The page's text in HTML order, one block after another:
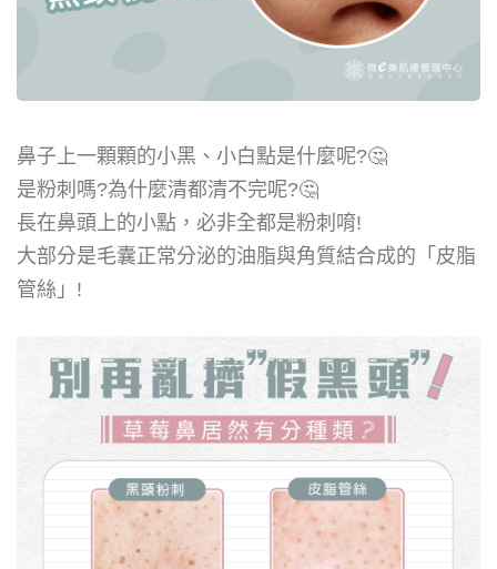
鼻子上一顆顆的小黑、小白點是什麼呢?🤔
是粉刺嗎?為什麼清都清不完呢?🤔
長在鼻頭上的小點，必非全都是粉刺唷!
大部分是毛囊正常分泌的油脂與角質結合成的「皮脂
管絲」 !